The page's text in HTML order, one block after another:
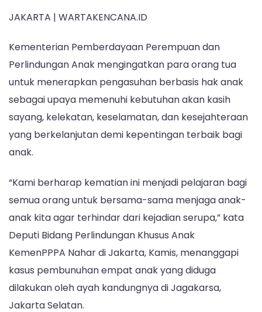
JAKARTA | WARTAKENCANA.ID
Kementerian Pemberdayaan Perempuan dan
Perlindungan Anak mengingatkan para orang tua
untuk menerapkan pengasuhan berbasis hak anak
sebagai upaya memenuhi kebutuhan akan kasih
sayang, kelekatan, keselamatan, dan kesejahteraan
yang berkelanjutan demi kepentingan terbaik bagi
anak.
“Kami berharap kematian ini menjadi pelajaran bagi
semua orang untuk bersama-sama menjaga anak-
anak kita agar terhindar dari kejadian serupa,” kata
Deputi Bidang Perlindungan Khusus Anak
KemenPPPA Nahar di Jakarta, Kamis, menanggapi
kasus pembunuhan empat anak yang diduga
dilakukan oleh ayah kandungnya di Jagakarsa,
Jakarta Selatan.